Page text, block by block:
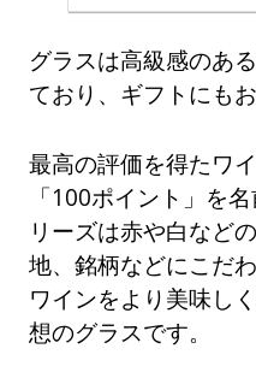
グラスは高級感のあ
ており、ギフトにも
最高の評価を得たワ
「100ポイント」を
リーズは赤や白など
地、銘柄などにこだ
ワインをより美味し
想のグラスです。